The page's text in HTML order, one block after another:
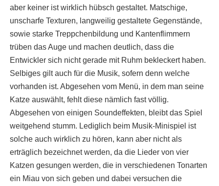
aber keiner ist wirklich hübsch gestaltet. Matschige,
unscharfe Texturen, langweilig gestaltete Gegenstände,
sowie starke Treppchenbildung und Kantenflimmern
trüben das Auge und machen deutlich, dass die
Entwickler sich nicht gerade mit Ruhm bekleckert haben.
Selbiges gilt auch für die Musik, sofern denn welche
vorhanden ist. Abgesehen vom Menü, in dem man seine
Katze auswählt, fehlt diese nämlich fast völlig.
Abgesehen von einigen Soundeffekten, bleibt das Spiel
weitgehend stumm. Lediglich beim Musik-Minispiel ist
solche auch wirklich zu hören, kann aber nicht als
erträglich bezeichnet werden, da die Lieder von vier
Katzen gesungen werden, die in verschiedenen Tonarten
ein Miau von sich geben und dabei versuchen die